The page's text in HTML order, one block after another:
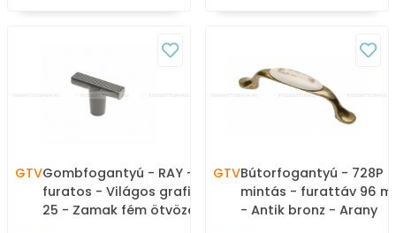
GTVGombfogantyú - RAY - 1
furatos - Világos grafit
25 - Zamak fém ötvözet
GTVBútorfogantyú - 728P
mintás - furattáv 96
- Antik bronz - Arany